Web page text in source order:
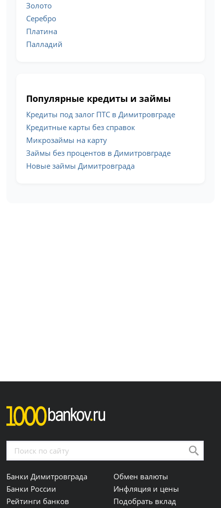
Золото
Серебро
Платина
Палладий
Популярные кредиты и займы
Кредиты под залог ПТС в Димитровграде
Кредитные карты без справок
Микрозаймы на карту
Займы без процентов в Димитровграде
Новые займы Димитровграда
Банки Димитровграда
Банки России
Рейтинги банков
Обмен валюты
Инфляция и цены
Подобрать вклад